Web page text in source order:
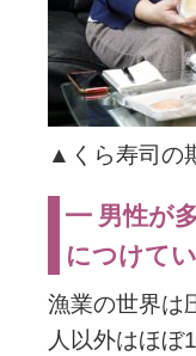
▲くら寿司の
━ 男性が
につけて
漁業の世界は
人以外はほぼ